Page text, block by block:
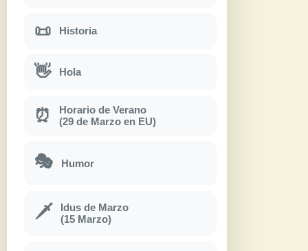
📜 Historia
👋 Hola
⏰
Horario de Verano
(29 de Marzo en EU)
🎭 Humor
🗡
Idus de Marzo
(15 Marzo)